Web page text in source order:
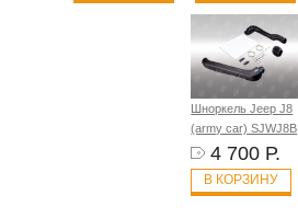
Шноркель Jeep J8
(army car) SJWJ8B
4 700 Р.
В КОРЗИНУ